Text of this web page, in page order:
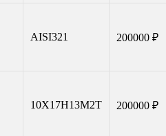
AISI321 200000 ₽
10Х17Н13М2Т 200000 ₽